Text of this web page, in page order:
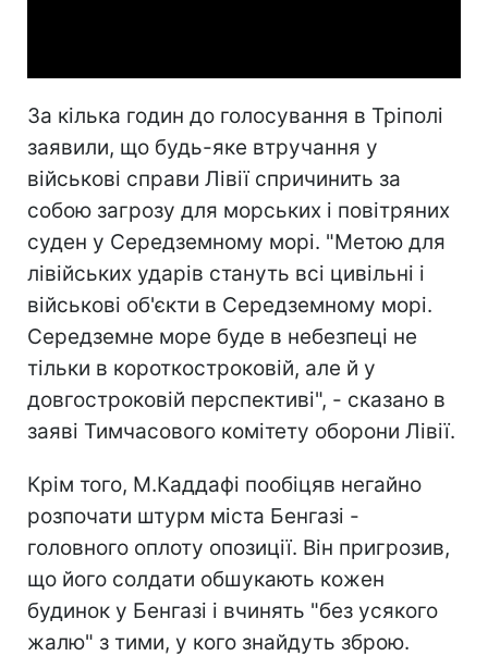
За кілька годин до голосування в Тріполі
заявили, що будь-яке втручання у
військові справи Лівії спричинить за
собою загрозу для морських і повітряних
суден у Середземному морі. "Метою для
лівійських ударів стануть всі цивільні і
військові об'єкти в Середземному морі.
Середземне море буде в небезпеці не
тільки в короткостроковій, але й у
довгостроковій перспективі", - сказано в
заяві Тимчасового комітету оборони Лівії.
Крім того, М.Каддафі пообіцяв негайно
розпочати штурм міста Бенгазі -
головного оплоту опозиції. Він пригрозив,
що його солдати обшукають кожен
будинок у Бенгазі і вчинять "без усякого
жалю" з тими, у кого знайдуть зброю.